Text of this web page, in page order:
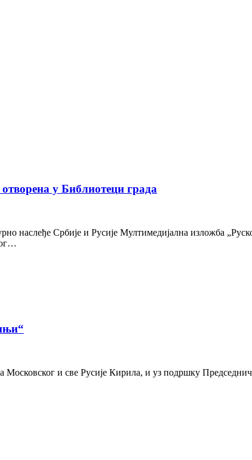
у Библиотеци града
наслеђе Србије и Русије Мултимедијална изложба
и све Русије Кирила, и уз подршку